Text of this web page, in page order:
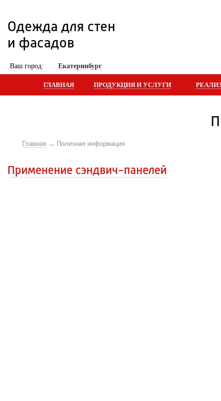
Одежда для стен
и фасадов
Ваш город: Екатеринбург
ГЛАВНАЯ ПРОДУКЦИЯ И УСЛУГИ
Главная Полезная информация
Применение сэндвич-панелей